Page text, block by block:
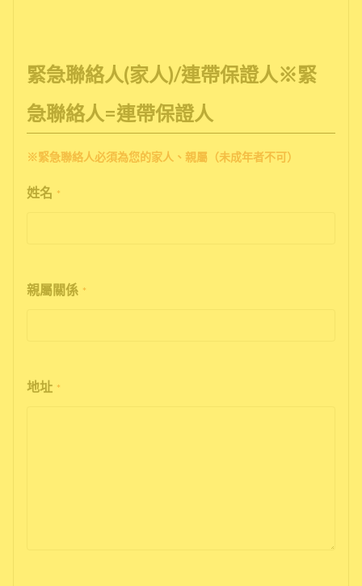
緊急聯絡人(家人)/連帶保證人※緊
急聯絡人=連帶保證人
※緊急聯絡人必須為您的家人、親屬（未成年者不可）
姓名 *
親屬關係 *
地址 *